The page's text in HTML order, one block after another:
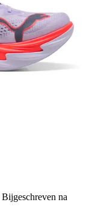
Bijgeschreven na